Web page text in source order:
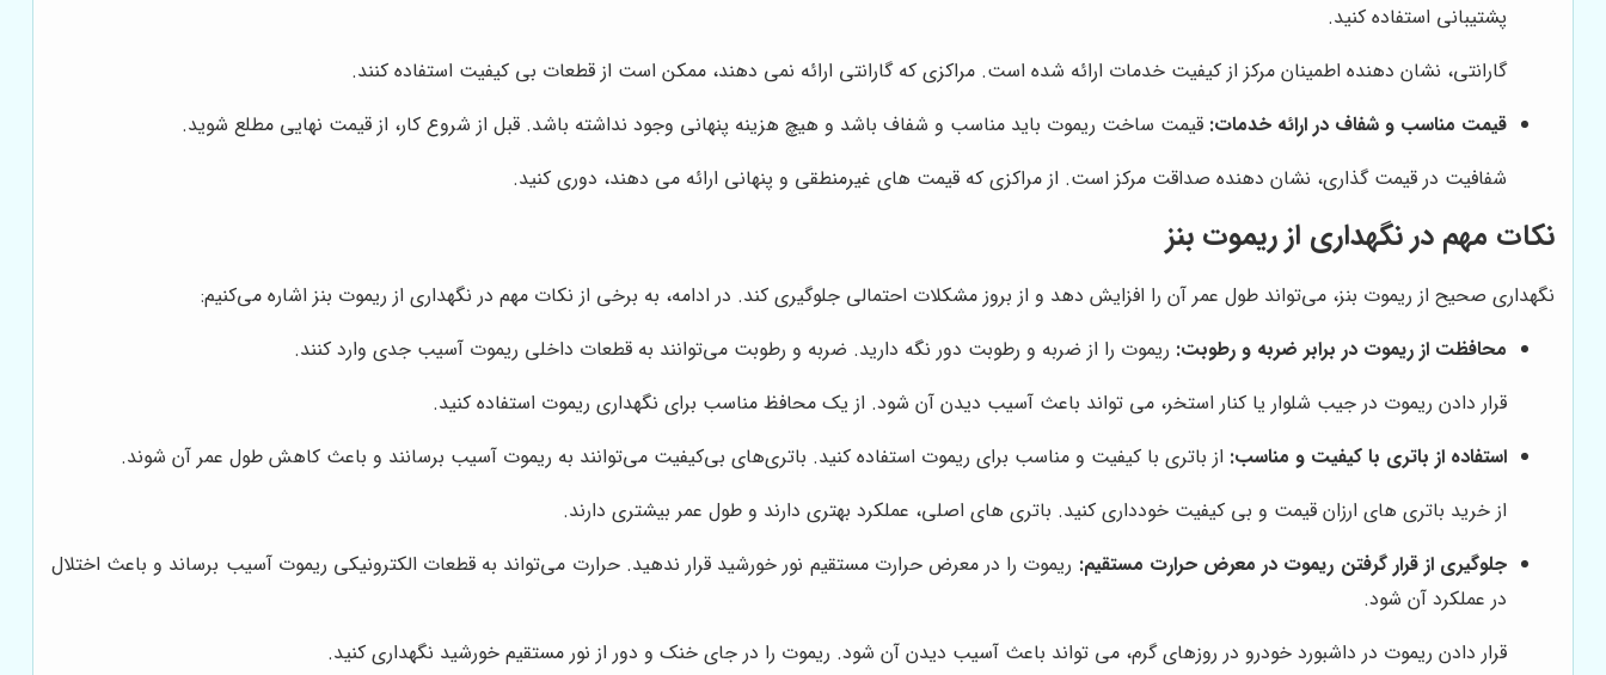
پشتیبانی استفاده کنید.
گارانتی، نشان دهنده اطمینان مرکز از کیفیت خدمات ارائه شده است. مراکزی که گارانتی ارائه نمی دهند، ممکن است از قطعات بی کیفیت استفاده کنند.
قیمت مناسب و شفاف در ارائه خدمات: قیمت ساخت ریموت باید مناسب و شفاف باشد و هیچ هزینه پنهانی وجود نداشته باشد. قبل از شروع کار، از قیمت نهایی مطلع شوید.
شفافیت در قیمت گذاری، نشان دهنده صداقت مرکز است. از مراکزی که قیمت های غیرمنطقی و پنهانی ارائه می دهند، دوری کنید.
نکات مهم در نگهداری از ریموت بنز
نگهداری صحیح از ریموت بنز، می‌تواند طول عمر آن را افزایش دهد و از بروز مشکلات احتمالی جلوگیری کند. در ادامه، به برخی از نکات مهم در نگهداری از ریموت بنز اشاره می‌کنیم:
محافظت از ریموت در برابر ضربه و رطوبت: ریموت را از ضربه و رطوبت دور نگه دارید. ضربه و رطوبت می‌توانند به قطعات داخلی ریموت آسیب جدی وارد کنند.
قرار دادن ریموت در جیب شلوار یا کنار استخر، می تواند باعث آسیب دیدن آن شود. از یک محافظ مناسب برای نگهداری ریموت استفاده کنید.
استفاده از باتری با کیفیت و مناسب: از باتری با کیفیت و مناسب برای ریموت استفاده کنید. باتری‌های بی‌کیفیت می‌توانند به ریموت آسیب برسانند و باعث کاهش طول عمر آن شوند.
از خرید باتری های ارزان قیمت و بی کیفیت خودداری کنید. باتری های اصلی، عملکرد بهتری دارند و طول عمر بیشتری دارند.
جلوگیری از قرار گرفتن ریموت در معرض حرارت مستقیم: ریموت را در معرض حرارت مستقیم نور خورشید قرار ندهید. حرارت می‌تواند به قطعات الکترونیکی ریموت آسیب برساند و باعث اختلال
در عملکرد آن شود.
قرار دادن ریموت در داشبورد خودرو در روزهای گرم، می تواند باعث آسیب دیدن آن شود. ریموت را در جای خنک و دور از نور مستقیم خورشید نگهداری کنید.